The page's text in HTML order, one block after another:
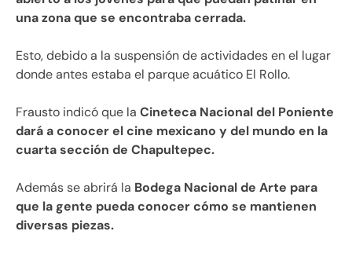
una zona que se encontraba cerrada.
Esto, debido a la suspensión de actividades en el lugar
donde antes estaba el parque acuático El Rollo.
Frausto indicó que la Cineteca Nacional del Poniente
dará a conocer el cine mexicano y del mundo en la
cuarta sección de Chapultepec.
Además se abrirá la Bodega Nacional de Arte para
que la gente pueda conocer cómo se mantienen
diversas piezas.